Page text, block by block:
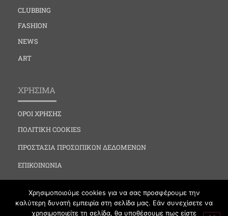
CLUBBING
FASHION
NEWS
ART
ΧΡΗΣΙΜΑ
ΟΡΟΙ ΧΡΗΣΗΣ
ΠΟΛΙΤΙΚΗ COOKIES
ΠΡΟΣΤΑΣΙΑ ΠΡΟΣΩΠΙΚΩΝ ΔΕΔΟΜΕΝΩΝ
ΕΠΙΚΟΙΝΩΝΙΑ
Χρησιμοποιούμε cookies για να σας προσφέρουμε την
καλύτερη δυνατή εμπειρία στη σελίδα μας. Εάν συνεχίσετε να
χρησιμοποιείτε τη σελίδα, θα υποθέσουμε πως είστε